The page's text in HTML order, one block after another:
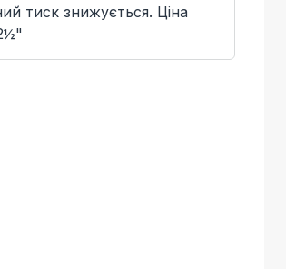
тиск знижується. Ціна